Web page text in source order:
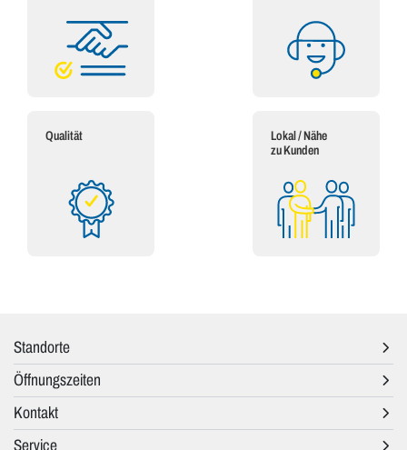
Qualität
Lokal / Nähe
zu Kunden
Standorte
Öffnungszeiten
Kontakt
Service